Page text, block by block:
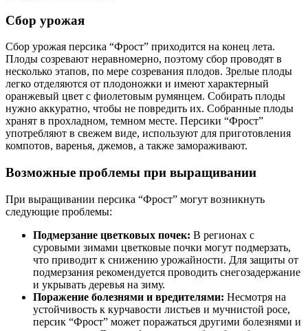
Сбор урожая
Сбор урожая персика “Фрост” приходится на конец лета.
Плоды созревают неравномерно, поэтому сбор проводят в
несколько этапов, по мере созревания плодов. Зрелые плоды
легко отделяются от плодоножки и имеют характерный
оранжевый цвет с фиолетовым румянцем. Собирать плоды
нужно аккуратно, чтобы не повредить их. Собранные плоды
хранят в прохладном, темном месте. Персики “Фрост”
употребляют в свежем виде, используют для приготовления
компотов, варенья, джемов, а также замораживают.
Возможные проблемы при выращивании
При выращивании персика “Фрост” могут возникнуть
следующие проблемы:
Подмерзание цветковых почек: В регионах с
суровыми зимами цветковые почки могут подмерзать,
что приводит к снижению урожайности. Для защиты от
подмерзания рекомендуется проводить снегозадержание
и укрывать деревья на зиму.
Поражение болезнями и вредителями: Несмотря на
устойчивость к курчавости листьев и мучнистой росе,
персик “Фрост” может поражаться другими болезнями и